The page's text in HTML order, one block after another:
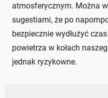
atmosferycznym. Można
sugestiami, że po
bezpiecznie wydłużyć
powietrza w kołach
jednak ryzykowne.